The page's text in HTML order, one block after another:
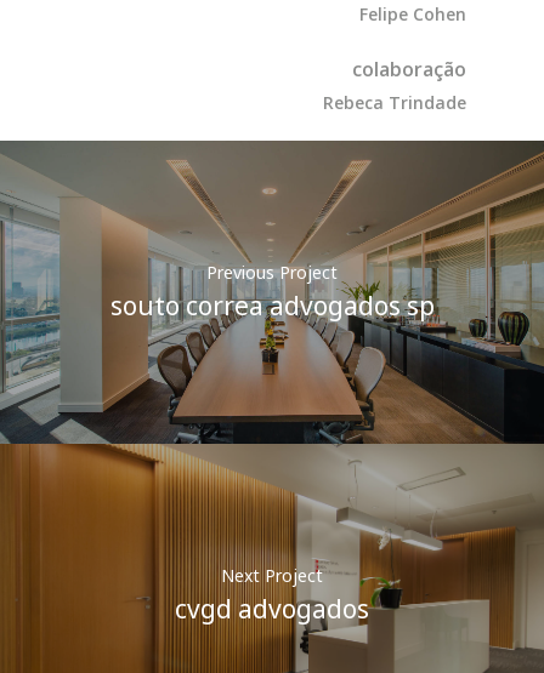
Felipe Cohen
colaboração
Rebeca Trindade
Previous Project
souto correa advogados sp
Next Project
cvgd advogados